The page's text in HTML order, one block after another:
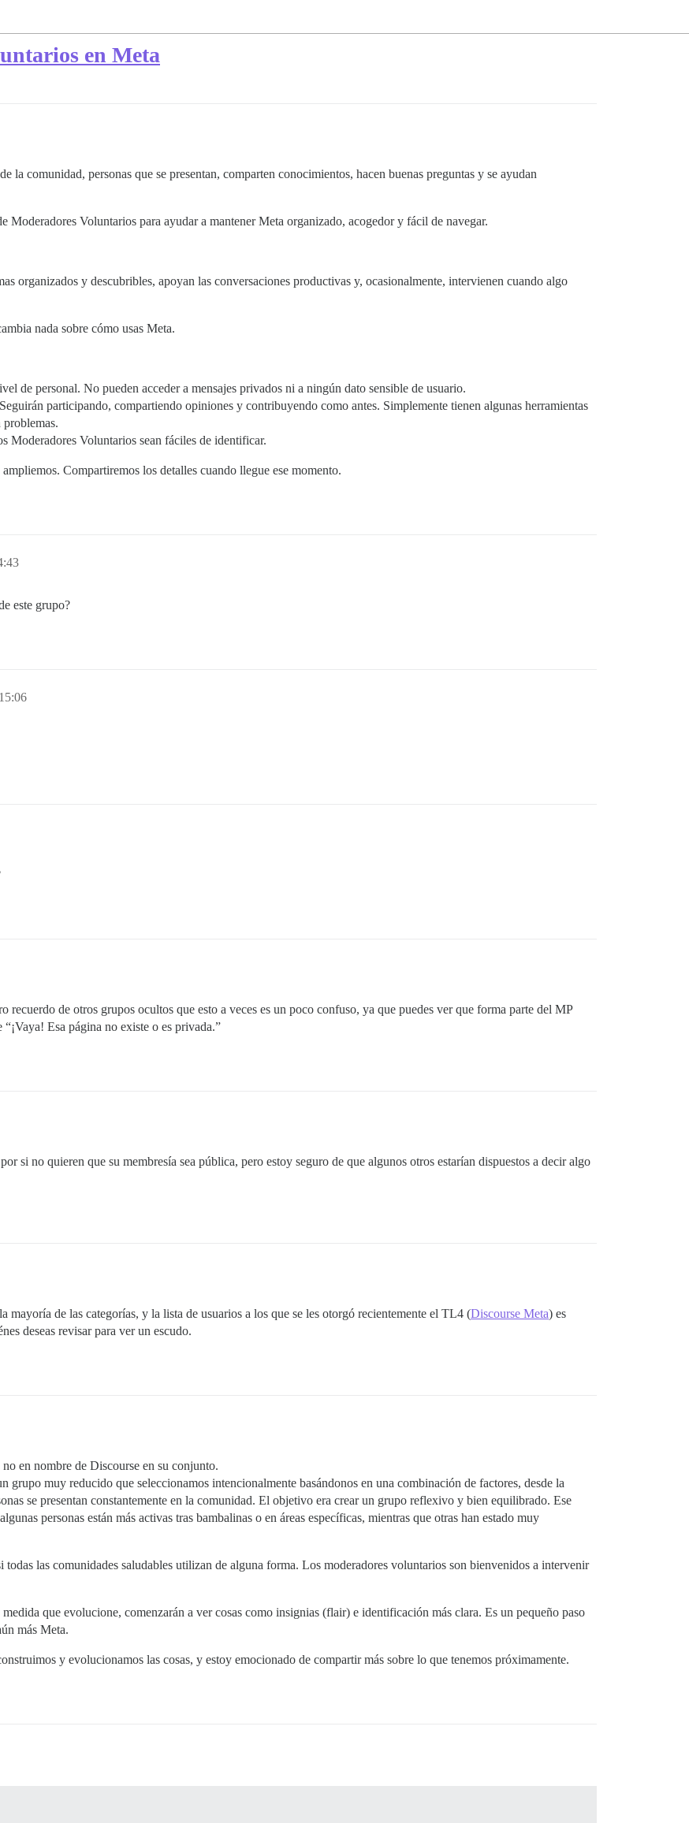
en Meta
la comunidad, personas que se presentan, comparten conocimientos, hacen buenas preguntas y se ayudan
Moderadores Voluntarios para ayudar a mantener Meta organizado, acogedor y fácil de navegar.
organizados y descubribles, apoyan las conversaciones productivas y, ocasionalmente, intervienen cuando algo
nada sobre cómo usas Meta.
de personal. No pueden acceder a mensajes privados ni a ningún dato sensible de usuario.
participando, compartiendo opiniones y contribuyendo como antes. Simplemente tienen algunas herramientas
problemas.
Moderadores Voluntarios sean fáciles de identificar.
Compartiremos los detalles cuando llegue ese momento.
este grupo?
de otros grupos ocultos que esto a veces es un poco confuso, ya que puedes ver que forma parte del MP
Esa página no existe o es privada.”
si no quieren que su membresía sea pública, pero estoy seguro de que algunos otros estarían dispuestos a decir algo
mayoría de las categorías, y la lista de usuarios a los que se les otorgó recientemente el TL4 (Discourse Meta) es
deseas revisar para ver un escudo.
en nombre de Discourse en su conjunto.
grupo muy reducido que seleccionamos intencionalmente basándonos en una combinación de factores, desde la
se presentan constantemente en la comunidad. El objetivo era crear un grupo reflexivo y bien equilibrado. Ese
personas están más activas tras bambalinas o en áreas específicas, mientras que otras han estado muy
las comunidades saludables utilizan de alguna forma. Los moderadores voluntarios son bienvenidos a intervenir
que evolucione, comenzarán a ver cosas como insignias (flair) e identificación más clara. Es un pequeño paso
más Meta.
y evolucionamos las cosas, y estoy emocionado de compartir más sobre lo que tenemos próximamente.